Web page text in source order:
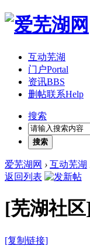
互动芜湖
门户Portal
资讯BBS
删帖联系Help
搜索
搜索
爱芜湖网 › 互动芜湖
返回列表
[芜湖社区
[复制链接]